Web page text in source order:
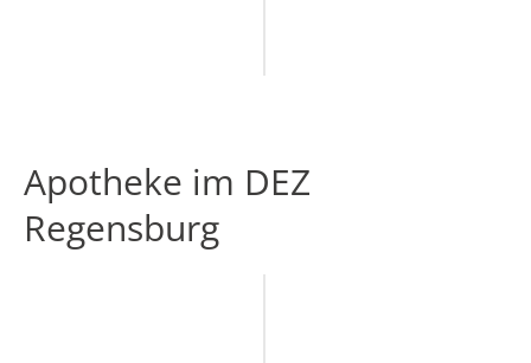
Apotheke im DEZ
Regensburg